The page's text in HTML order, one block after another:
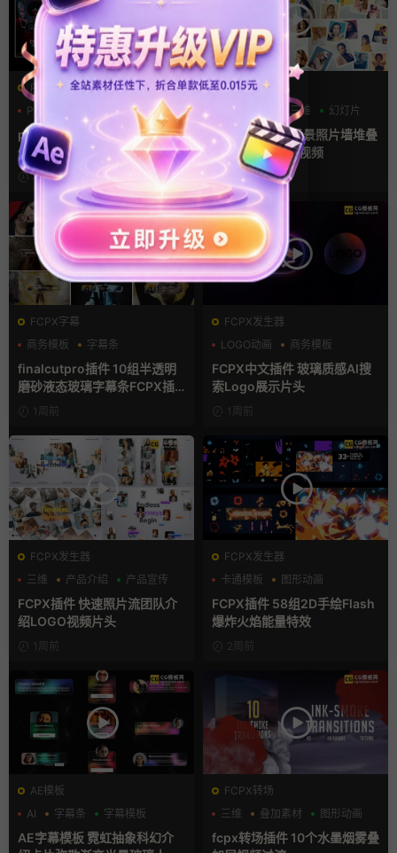
PR基本图形mogrt
PR基本图形
三维 倒计时
pr轮播模板 方屏竖屏4K展示
倒计时轮播图PR模版
4小时前
AE模板
LOGO动画
三维 幻灯片
ae相册模板 多场景照片墙堆叠
画廊幻灯片宣传视频
1天前
FCPX字幕
商务模板
字幕条
finalcutpro插件 10组半透明
磨砂液态玻璃字幕条FCPX插
1周前
FCPX发生器
LOGO动画
商务模板
支持Intel+M芯片
FCPX中文插件 玻璃质感AI搜
索Logo展示片头
1周前
FCPX发生器
三维
产品介绍 产品宣传
FCPX插件 快速照片流团队介
绍LOGO视频片头
1周前
FCPX发生器
卡通模板
图形动画
手绘风
FCPX插件 58组2D手绘Flash
爆炸火焰能量特效
2周前
AE模板
AI
字幕条 字幕模板
AE字幕模板 霓虹抽象科幻介
FCPX转场
三维
叠加素材 图形动画
fcpx转场插件 10个水墨烟雾叠